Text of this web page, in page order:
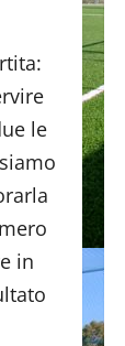
le
in